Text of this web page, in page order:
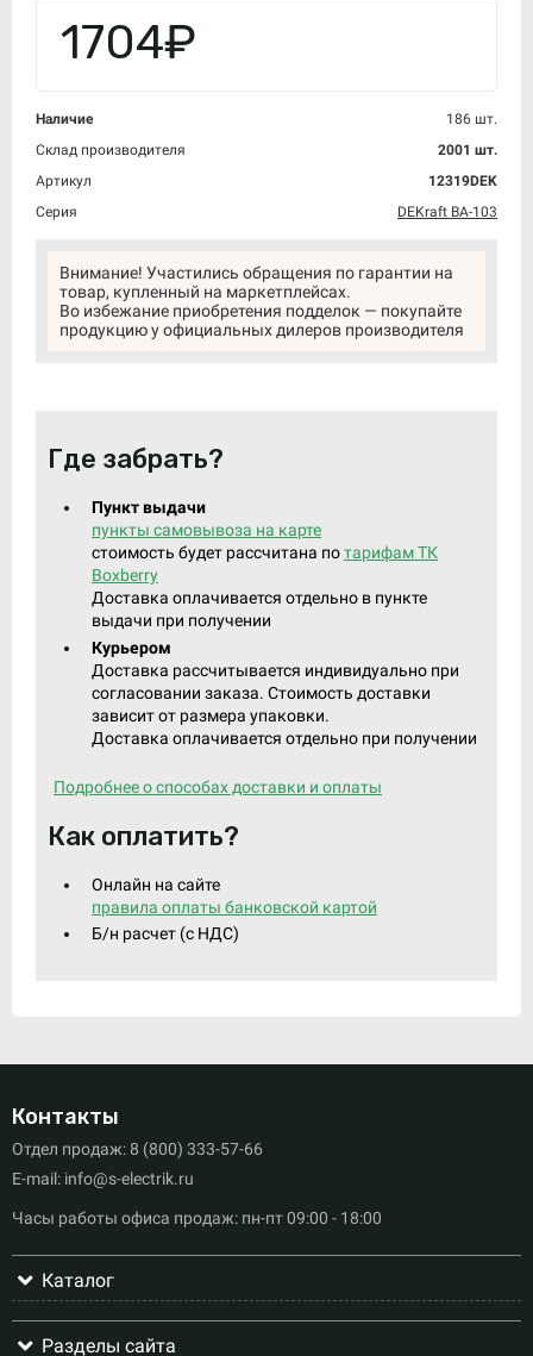
1704₽
Наличие
186 шт.
Склад производителя
2001 шт.
Артикул
12319DEK
Серия
DEKraft ВА-103
Внимание! Участились обращения по гарантии на
товар, купленный на маркетплейсах.
Во избежание приобретения подделок — покупайте
продукцию у официальных дилеров производителя
Где забрать?
Пункт выдачи
пункты самовывоза на карте
стоимость будет рассчитана потарифам ТК
Boxberry
Доставка оплачивается отдельно в пункте
выдачи при получении
Курьером
Доставка рассчитывается индивидуально при
согласовании заказа. Стоимость доставки
зависит от размера упаковки.
Доставка оплачивается отдельно при получении
Подробнее о способах доставки и оплаты
Как оплатить?
Онлайн на сайте
правила оплаты банковской картой
Б/н расчет (c НДС)
Контакты
Отдел продаж: 8 (800) 333-57-66
E-mail: info@s-electrik.ru
Часы работы офиса продаж: пн-пт 09:00 - 18:00
Каталог
Разделы сайта